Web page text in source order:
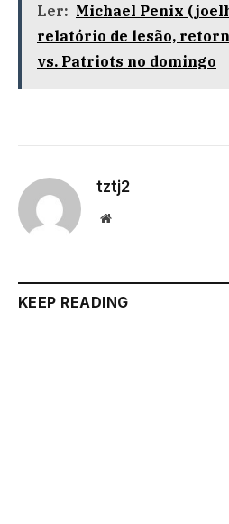
Ler: Michael Penix
relatório de lesão,
vs. Patriots no domingo
tztj2
Website
KEEP READING